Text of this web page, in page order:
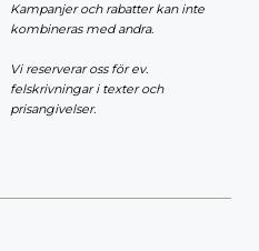
Kampanjer och rabatter kan inte
kombineras med andra.
Vi reserverar oss för ev.
felskrivningar i texter och
prisangivelser.